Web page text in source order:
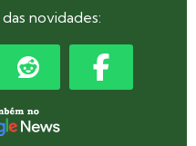
novidades: